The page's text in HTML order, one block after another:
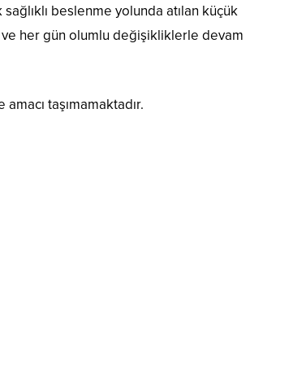
beslenme yolunda atılan küçük
ve her gün olumlu değişikliklerle devam
taşımamaktadır.